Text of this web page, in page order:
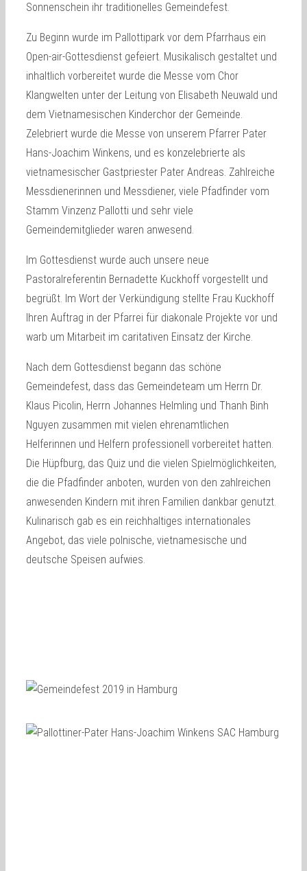
Sonnenschein ihr traditionelles Gemeindefest.
Zu Beginn wurde im Pallottipark vor dem Pfarrhaus ein
Open-air-Gottesdienst gefeiert. Musikalisch gestaltet und
inhaltlich vorbereitet wurde die Messe vom Chor
Klangwelten unter der Leitung von Elisabeth Neuwald und
dem Vietnamesischen Kinderchor der Gemeinde.
Zelebriert wurde die Messe von unserem Pfarrer Pater
Hans-Joachim Winkens, und es konzelebrierte als
vietnamesischer Gastpriester Pater Andreas. Zahlreiche
Messdienerinnen und Messdiener, viele Pfadfinder vom
Stamm Vinzenz Pallotti und sehr viele
Gemeindemitglieder waren anwesend.
Im Gottesdienst wurde auch unsere neue
Pastoralreferentin Bernadette Kuckhoff vorgestellt und
begrüßt. Im Wort der Verkündigung stellte Frau Kuckhoff
Ihren Auftrag in der Pfarrei für diakonale Projekte vor und
warb um Mitarbeit im caritativen Einsatz der Kirche.
Nach dem Gottesdienst begann das schöne
Gemeindefest, dass das Gemeindeteam um Herrn Dr.
Klaus Picolin, Herrn Johannes Helmling und Thanh Binh
Nguyen zusammen mit vielen ehrenamtlichen
Helferinnen und Helfern professionell vorbereitet hatten.
Die Hüpfburg, das Quiz und die vielen Spielmöglichkeiten,
die die Pfadfinder anboten, wurden von den zahlreichen
anwesenden Kindern mit ihren Familien dankbar genutzt.
Kulinarisch gab es ein reichhaltiges internationales
Angebot, das viele polnische, vietnamesische und
deutsche Speisen aufwies.